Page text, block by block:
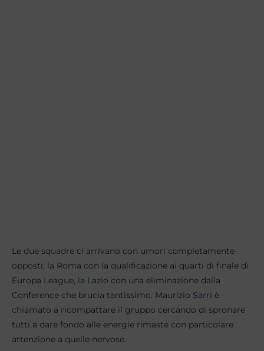
Le due squadre ci arrivano con umori completamente
opposti; la Roma con la qualificazione ai quarti di finale di
Europa League, la Lazio con una eliminazione dalla
Conference che brucia tantissimo. Maurizio Sarri è
chiamato a ricompattare il gruppo cercando di spronare
tutti a dare fondo alle energie rimaste con particolare
attenzione a quelle nervose.